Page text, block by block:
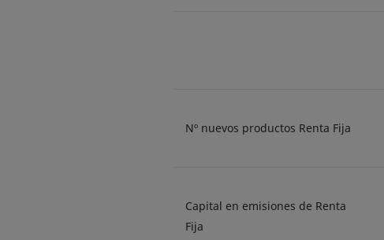
Nº nuevos productos Renta Fija
Capital en emisiones de Renta
Fija